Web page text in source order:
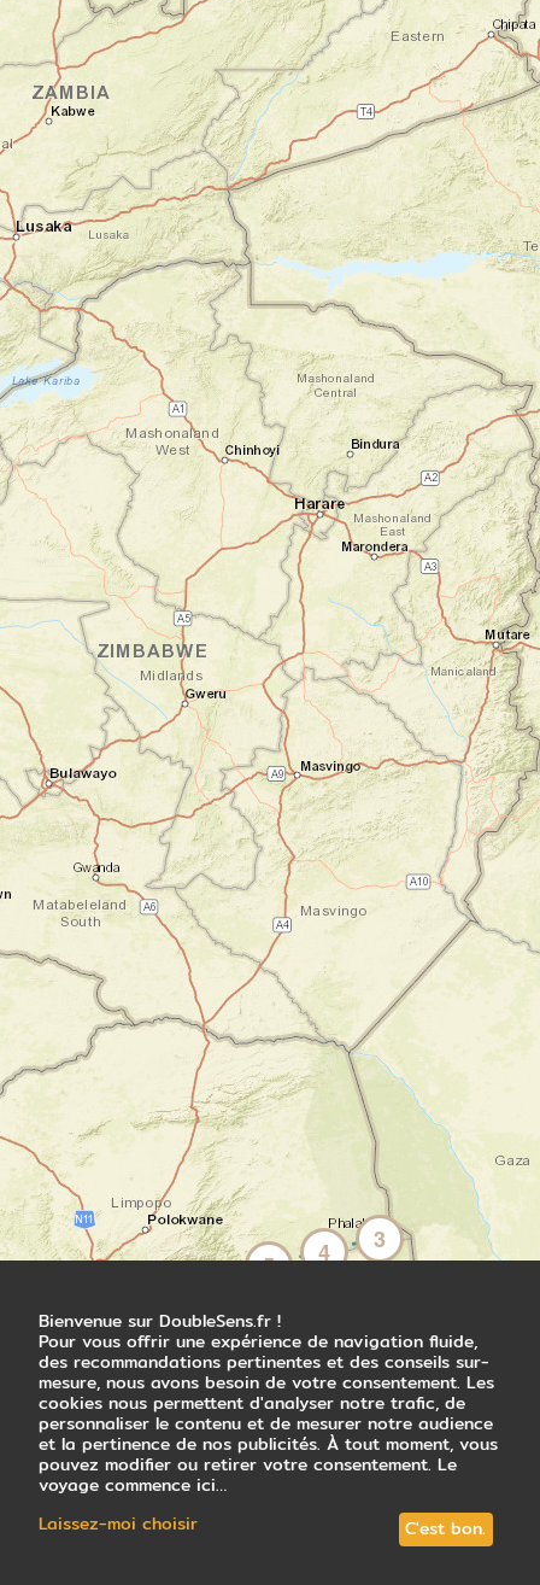
8
7
5 4 3
1
Nuit en maison d'hôtes
Jour 2
À la découverte du parc Kruger
White River - Parc national du Kruger
Juste après le petit-déjeuner, vous prenez
la route vers le parc national Kruger. Dans
ce sanctuaire de 2 millions d'hectares, vous
vous laissez émerveiller par la diversité des
paysages : savanes à perte de vue, forêts
denses, rivières sinueuses... Au volant de
votre véhicule, vous vous mettez dans la
peau d'un explorateur en quête d'un
troupeau d'éléphants, d'une lionne se
prélassant à l'ombre d'un acacia ou d'un
léopard disparaissant furtivement dans les
hautes herbes. Les Big Five ne sont jamais
loin, mais c'est toute la richesse de
l'écosystème qui vous fascine. La journée
s'achève dans un charmant campement
niché au bord de la rivière Sabie. Depuis la
terrasse de votre bungalow, vous observez
les hippopotames s'ébattre dans l'eau alors
que le soleil se couche dans un
embrasement de couleurs…
Nuit en bungalow
Jour 3
Immersion totale dans la vie sauvage
du parc Kruger
Parc national du Kruger
Vous vous réveillez aux premières lueurs de
l'aube, impatient de reprendre votre
exploration. La fraîcheur du matin s'avère
idéale pour observer les animaux. Vous
longez la rivière Sabie, tous vos sens en
éveil. Un groupe de buffles s'abreuve
paisiblement, une famille de girafes se
découpe sur l'horizon, un guépard solitaire
scrute la plaine... Vous vous arrêtez souvent,
histoire de savourer le privilège de vous
trouver au cœur de cette nature sauvage et
préservée. Le temps semble suspendu alors
que vous observez un troupeau d'éléphants
se baigner. En fin de journée, vous rejoignez
brousse s'intensifient. Pas de doute, vous
êtes bien ici au cœur de ce que l'Afrique du
Sud a de plus sauvage.
Nuit en bungalow
Jour 4
Du Kruger à Karongwe, immersion
Bienvenue sur DoubleSens.fr !
Pour vous offrir une expérience de navigation fluide,
des recommandations pertinentes et des conseils sur-
mesure, nous avons besoin de votre consentement. Les
cookies nous permettent d'analyser notre trafic, de
personnaliser le contenu et de mesurer notre audience
et la pertinence de nos publicités. À tout moment, vous
pouvez modifier ou retirer votre consentement. Le
voyage commence ici…
Laissez-moi choisir
C'est bon.